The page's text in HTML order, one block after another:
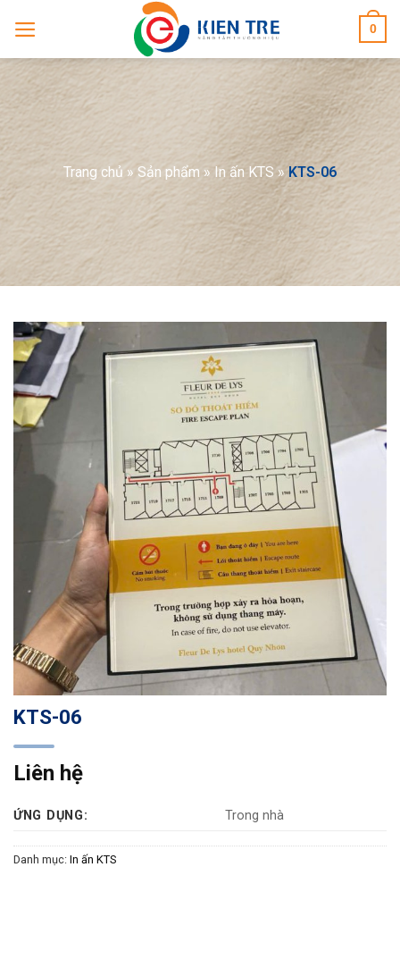
content
0
Trang chủ » Sản phẩm » In ấn KTS»KTS-06
KTS-06
Liên hệ
ỨNG DỤNG: Trong nhà
Danh mục: In ấn KTS